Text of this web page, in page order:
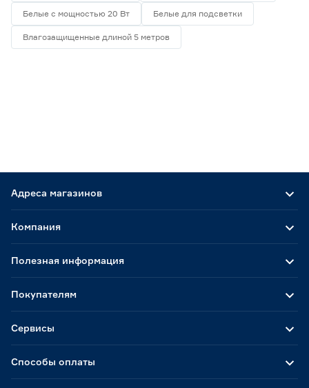
Белые с мощностью 20 Вт Белые для подсветки
Влагозащищенные длиной 5 метров
Адреса магазинов
Способы оплаты
Компания
Полезная информация
Покупателям
Сервисы